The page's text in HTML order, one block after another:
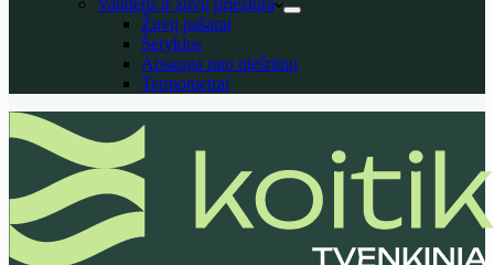
Vandens ir žuvų priežiūra
Žuvų pašarai
Šėryklos
Apsauga nuo plėšrūnų
Termometrai